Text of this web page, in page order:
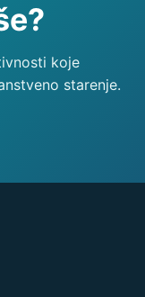
koje
starenje.